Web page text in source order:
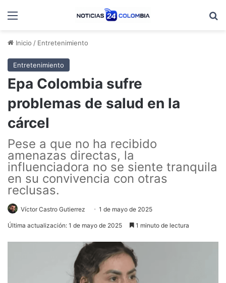
Menú
Inicio / Entretenimiento
Entretenimiento
Epa Colombia sufre
problemas de salud en la
cárcel
Pese a que no ha recibido
amenazas directas, la
influenciadora no se siente tranquila
en su convivencia con otras
reclusas.
Víctor Castro Gutierrez 1 de mayo de 2025
Última actualización: 1 de mayo de 2025 1 minuto de lectura